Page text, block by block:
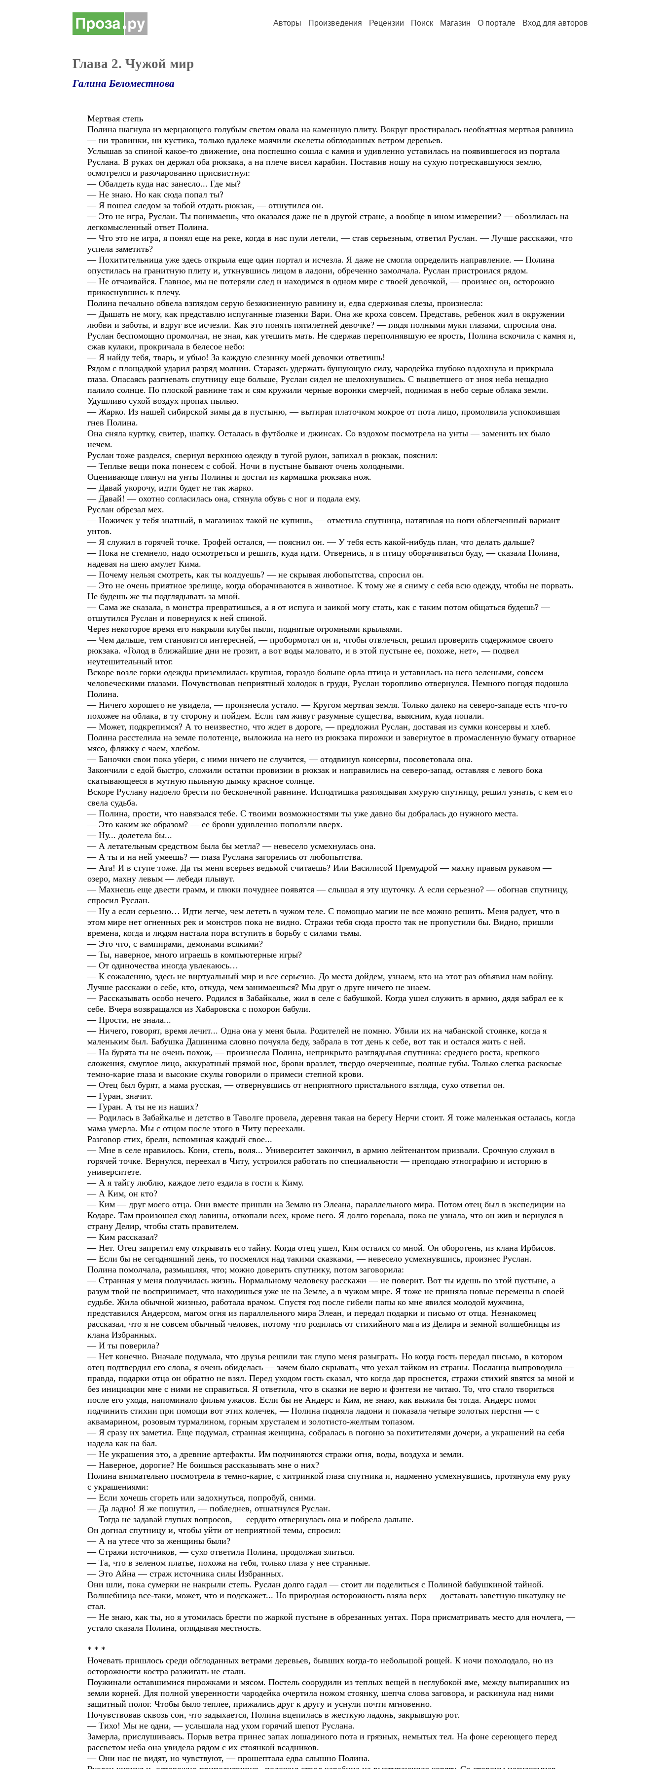
Авторы Произведения Рецензии Поиск Магазин О портале Вход для авторов
Глава 2. Чужой мир
Галина Беломестнова
Мертвая степь
Полина шагнула из мерцающего голубым светом овала на каменную плиту. Вокруг простиралась необъятная мертвая равнина
— ни травинки, ни кустика, только вдалеке маячили скелеты обглоданных ветром деревьев.
Услышав за спиной какое-то движение, она поспешно сошла с камня и удивленно уставилась на появившегося из портала
Руслана. В руках он держал оба рюкзака, а на плече висел карабин. Поставив ношу на сухую потрескавшуюся землю,
осмотрелся и разочарованно присвистнул:
— Обалдеть куда нас занесло... Где мы?
— Не знаю. Но как сюда попал ты?
— Я пошел следом за тобой отдать рюкзак, — отшутился он.
— Это не игра, Руслан. Ты понимаешь, что оказался даже не в другой стране, а вообще в ином измерении? — обозлилась на
легкомысленный ответ Полина.
— Что это не игра, я понял еще на реке, когда в нас пули летели, — став серьезным, ответил Руслан. — Лучше расскажи, что
успела заметить?
— Похитительница уже здесь открыла еще один портал и исчезла. Я даже не смогла определить направление. — Полина
опустилась на гранитную плиту и, уткнувшись лицом в ладони, обреченно замолчала. Руслан пристроился рядом.
— Не отчаивайся. Главное, мы не потеряли след и находимся в одном мире с твоей девочкой, — произнес он, осторожно
прикоснувшись к плечу.
Полина печально обвела взглядом серую безжизненную равнину и, едва сдерживая слезы, произнесла:
— Дышать не могу, как представлю испуганные глазенки Вари. Она же кроха совсем. Представь, ребенок жил в окружении
любви и заботы, и вдруг все исчезли. Как это понять пятилетней девочке? — глядя полными муки глазами, спросила она.
Руслан беспомощно промолчал, не зная, как утешить мать. Не сдержав переполнявшую ее ярость, Полина вскочила с камня и,
сжав кулаки, прокричала в белесое небо:
— Я найду тебя, тварь, и убью! За каждую слезинку моей девочки ответишь!
Рядом с площадкой ударил разряд молнии. Стараясь удержать бушующую силу, чародейка глубоко вздохнула и прикрыла
глаза. Опасаясь разгневать спутницу еще больше, Руслан сидел не шелохнувшись. С выцветшего от зноя неба нещадно
палило солнце. По плоской равнине там и сям кружили черные воронки смерчей, поднимая в небо серые облака земли.
Удушливо сухой воздух пропах пылью.
— Жарко. Из нашей сибирской зимы да в пустыню, — вытирая платочком мокрое от пота лицо, промолвила успокоившая
гнев Полина.
Она сняла куртку, свитер, шапку. Осталась в футболке и джинсах. Со вздохом посмотрела на унты — заменить их было
нечем.
Руслан тоже разделся, свернул верхнюю одежду в тугой рулон, запихал в рюкзак, пояснил:
— Теплые вещи пока понесем с собой. Ночи в пустыне бывают очень холодными.
Оценивающе глянул на унты Полины и достал из кармашка рюкзака нож.
— Давай укорочу, идти будет не так жарко.
— Давай! — охотно согласилась она, стянула обувь с ног и подала ему.
Руслан обрезал мех.
— Ножичек у тебя знатный, в магазинах такой не купишь, — отметила спутница, натягивая на ноги облегченный вариант
унтов.
— Я служил в горячей точке. Трофей остался, — пояснил он. — У тебя есть какой-нибудь план, что делать дальше?
— Пока не стемнело, надо осмотреться и решить, куда идти. Отвернись, я в птицу оборачиваться буду, — сказала Полина,
надевая на шею амулет Кима.
— Почему нельзя смотреть, как ты колдуешь? — не скрывая любопытства, спросил он.
— Это не очень приятное зрелище, когда оборачиваются в животное. К тому же я сниму с себя всю одежду, чтобы не порвать.
Не будешь же ты подглядывать за мной.
— Сама же сказала, в монстра превратишься, а я от испуга и заикой могу стать, как с таким потом общаться будешь? —
отшутился Руслан и повернулся к ней спиной.
Через некоторое время его накрыли клубы пыли, поднятые огромными крыльями.
— Чем дальше, тем становится интересней, — пробормотал он и, чтобы отвлечься, решил проверить содержимое своего
рюкзака. «Голод в ближайшие дни не грозит, а вот воды маловато, и в этой пустыне ее, похоже, нет», — подвел
неутешительный итог.
Вскоре возле горки одежды приземлилась крупная, гораздо больше орла птица и уставилась на него зелеными, совсем
человеческими глазами. Почувствовав неприятный холодок в груди, Руслан торопливо отвернулся. Немного погодя подошла
Полина.
— Ничего хорошего не увидела, — произнесла устало. — Кругом мертвая земля. Только далеко на северо-западе есть что-то
похожее на облака, в ту сторону и пойдем. Если там живут разумные существа, выясним, куда попали.
— Может, подкрепимся? А то неизвестно, что ждет в дороге, — предложил Руслан, доставая из сумки консервы и хлеб.
Полина расстелила на земле полотенце, выложила на него из рюкзака пирожки и завернутое в промасленную бумагу отварное
мясо, фляжку с чаем, хлебом.
— Баночки свои пока убери, с ними ничего не случится, — отодвинув консервы, посоветовала она.
Закончили с едой быстро, сложили остатки провизии в рюкзак и направились на северо-запад, оставляя с левого бока
скатывающееся в мутную пыльную дымку красное солнце.
Вскоре Руслану надоело брести по бесконечной равнине. Исподтишка разглядывая хмурую спутницу, решил узнать, с кем его
свела судьба.
— Полина, прости, что навязался тебе. С твоими возможностями ты уже давно бы добралась до нужного места.
— Это каким же образом? — ее брови удивленно поползли вверх.
— Ну... долетела бы...
— А летательным средством была бы метла? — невесело усмехнулась она.
— А ты и на ней умеешь? — глаза Руслана загорелись от любопытства.
— Ага! И в ступе тоже. Да ты меня всерьез ведьмой считаешь? Или Василисой Премудрой — махну правым рукавом —
озеро, махну левым — лебеди плывут.
— Махнешь еще двести грамм, и глюки почуднее появятся — слышал я эту шуточку. А если серьезно? — обогнав спутницу,
спросил Руслан.
— Ну а если серьезно… Идти легче, чем лететь в чужом теле. С помощью магии не все можно решить. Меня радует, что в
этом мире нет огненных рек и монстров пока не видно. Стражи тебя сюда просто так не пропустили бы. Видно, пришли
времена, когда и людям настала пора вступить в борьбу с силами тьмы.
— Это что, с вампирами, демонами всякими?
— Ты, наверное, много играешь в компьютерные игры?
— От одиночества иногда увлекаюсь…
— К сожалению, здесь не виртуальный мир и все серьезно. До места дойдем, узнаем, кто на этот раз объявил нам войну.
Лучше расскажи о себе, кто, откуда, чем занимаешься? Мы друг о друге ничего не знаем.
— Рассказывать особо нечего. Родился в Забайкалье, жил в селе с бабушкой. Когда ушел служить в армию, дядя забрал ее к
себе. Вчера возвращался из Хабаровска с похорон бабули.
— Прости, не знала...
— Ничего, говорят, время лечит... Одна она у меня была. Родителей не помню. Убили их на чабанской стоянке, когда я
маленьким был. Бабушка Дашинима словно почуяла беду, забрала в тот день к себе, вот так и остался жить с ней.
— На бурята ты не очень похож, — произнесла Полина, неприкрыто разглядывая спутника: среднего роста, крепкого
сложения, смуглое лицо, аккуратный прямой нос, брови вразлет, твердо очерченные, полные губы. Только слегка раскосые
темно-карие глаза и высокие скулы говорили о примеси степной крови.
— Отец был бурят, а мама русская, — отвернувшись от неприятного пристального взгляда, сухо ответил он.
— Гуран, значит.
— Гуран. А ты не из наших?
— Родилась в Забайкалье и детство в Таволге провела, деревня такая на берегу Нерчи стоит. Я тоже маленькая осталась, когда
мама умерла. Мы с отцом после этого в Читу переехали.
Разговор стих, брели, вспоминая каждый свое...
— Мне в селе нравилось. Кони, степь, воля... Университет закончил, в армию лейтенантом призвали. Срочную служил в
горячей точке. Вернулся, переехал в Читу, устроился работать по специальности — преподаю этнографию и историю в
университете.
— А я тайгу люблю, каждое лето ездила в гости к Киму.
— А Ким, он кто?
— Ким — друг моего отца. Они вместе пришли на Землю из Элеана, параллельного мира. Потом отец был в экспедиции на
Кодаре. Там произошел сход лавины, откопали всех, кроме него. Я долго горевала, пока не узнала, что он жив и вернулся в
страну Делир, чтобы стать правителем.
— Ким рассказал?
— Нет. Отец запретил ему открывать его тайну. Когда отец ушел, Ким остался со мной. Он оборотень, из клана Ирбисов.
— Если бы не сегодняшний день, то посмеялся над такими сказками, — невесело усмехнувшись, произнес Руслан.
Полина помолчала, размышляя, что; можно доверить спутнику, потом заговорила:
— Странная у меня получилась жизнь. Нормальному человеку расскажи — не поверит. Вот ты идешь по этой пустыне, а
разум твой не воспринимает, что находишься уже не на Земле, а в чужом мире. Я тоже не приняла новые перемены в своей
судьбе. Жила обычной жизнью, работала врачом. Спустя год после гибели папы ко мне явился молодой мужчина,
представился Андерсом, магом огня из параллельного мира Элеан, и передал подарки и письмо от отца. Незнакомец
рассказал, что я не совсем обычный человек, потому что родилась от стихийного мага из Делира и земной волшебницы из
клана Избранных.
— И ты поверила?
— Нет конечно. Вначале подумала, что друзья решили так глупо меня разыграть. Но когда гость передал письмо, в котором
отец подтвердил его слова, я очень обиделась — зачем было скрывать, что уехал тайком из страны. Посланца выпроводила —
правда, подарки отца он обратно не взял. Перед уходом гость сказал, что когда дар проснется, стражи стихий явятся за мной и
без инициации мне с ними не справиться. Я ответила, что в сказки не верю и фэнтези не читаю. То, что стало твориться
после его ухода, напоминало фильм ужасов. Если бы не Андерс и Ким, не знаю, как выжила бы тогда. Андерс помог
подчинить стихии при помощи вот этих колечек, — Полина подняла ладони и показала четыре золотых перстня — с
аквамарином, розовым турмалином, горным хрусталем и золотисто-желтым топазом.
— Я сразу их заметил. Еще подумал, странная женщина, собралась в погоню за похитителями дочери, а украшений на себя
надела как на бал.
— Не украшения это, а древние артефакты. Им подчиняются стражи огня, воды, воздуха и земли.
— Наверное, дорогие? Не боишься рассказывать мне о них?
Полина внимательно посмотрела в темно-карие, с хитринкой глаза спутника и, надменно усмехнувшись, протянула ему руку
с украшениями:
— Если хочешь сгореть или задохнуться, попробуй, сними.
— Да ладно! Я же пошутил, — побледнев, отшатнулся Руслан.
— Тогда не задавай глупых вопросов, — сердито отвернулась она и побрела дальше.
Он догнал спутницу и, чтобы уйти от неприятной темы, спросил:
— А на утесе что за женщины были?
— Стражи источников, — сухо ответила Полина, продолжая злиться.
— Та, что в зеленом платье, похожа на тебя, только глаза у нее странные.
— Это Айна — страж источника силы Избранных.
Они шли, пока сумерки не накрыли степь. Руслан долго гадал — стоит ли поделиться с Полиной бабушкиной тайной.
Волшебница все-таки, может, что и подскажет... Но природная осторожность взяла верх — доставать заветную шкатулку не
стал.
— Не знаю, как ты, но я утомилась брести по жаркой пустыне в обрезанных унтах. Пора присматривать место для ночлега, —
устало сказала Полина, оглядывая местность.
* * *
Ночевать пришлось среди обглоданных ветрами деревьев, бывших когда-то небольшой рощей. К ночи похолодало, но из
осторожности костра разжигать не стали.
Поужинали оставшимися пирожками и мясом. Постель соорудили из теплых вещей в неглубокой яме, между выпиравших из
земли корней. Для полной уверенности чародейка очертила ножом стоянку, шепча слова заговора, и раскинула над ними
защитный полог. Чтобы было теплее, прижались друг к другу и уснули почти мгновенно.
Почувствовав сквозь сон, что задыхается, Полина вцепилась в жесткую ладонь, закрывшую рот.
— Тихо! Мы не одни, — услышала над ухом горячий шепот Руслана.
Замерла, прислушиваясь. Порыв ветра принес запах лошадиного пота и грязных, немытых тел. На фоне сереющего перед
рассветом неба она увидела рядом с их стоянкой всадников.
— Они нас не видят, но чувствуют, — прошептала едва слышно Полина.